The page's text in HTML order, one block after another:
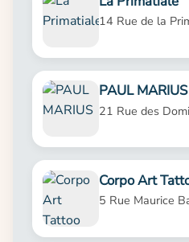
14 Rue de la
PAUL MARIUS
21 Rue des
Corpo Art
5 Rue Maurice